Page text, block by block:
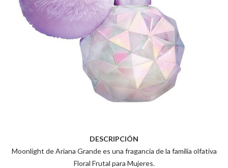
DESCRIPCIÓN
Moonlight de Ariana Grande es una fragancia de la familia olfativa
Floral Frutal para Mujeres.